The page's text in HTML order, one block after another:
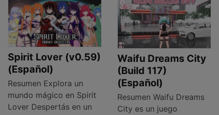
Spirit Lover (v0.59)
(Español)
Resumen Explora un
mundo mágico en Spirit
Lover Despertás en un
Waifu Dreams City
(Build 117)
(Español)
Resumen Waifu Dreams
City es un juego